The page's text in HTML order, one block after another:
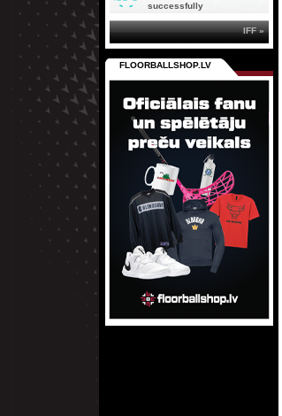
successfully
IFF »
FLOORBALLSHOP.LV